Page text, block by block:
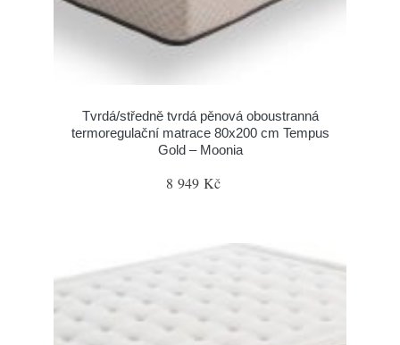
Tvrdá/středně tvrdá pěnová oboustranná
termoregulační matrace 80x200 cm Tempus
Gold – Moonia
8 949 Kč